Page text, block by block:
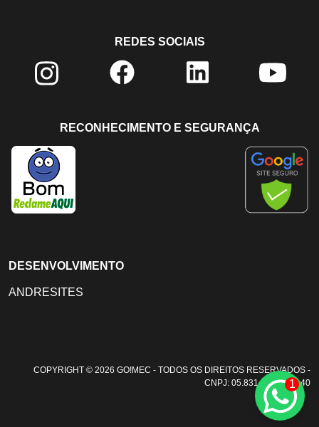
REDES SOCIAIS
RECONHECIMENTO E SEGURANÇA
DESENVOLVIMENTO
ANDRESITES
COPYRIGHT © 2026 GO!MEC - TODOS OS DIREITOS RESERVADOS -
CNPJ: 05.831.108/0001-40
1